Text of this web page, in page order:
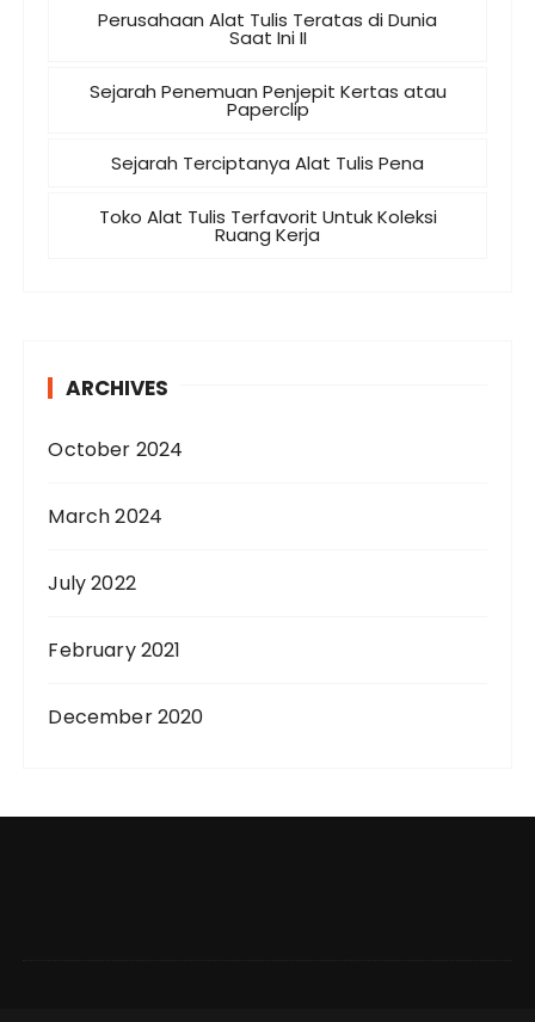
Perusahaan Alat Tulis Teratas di Dunia
Saat Ini II
Sejarah Penemuan Penjepit Kertas atau
Paperclip
Sejarah Terciptanya Alat Tulis Pena
Toko Alat Tulis Terfavorit Untuk Koleksi
Ruang Kerja
ARCHIVES
October 2024
March 2024
July 2022
February 2021
December 2020